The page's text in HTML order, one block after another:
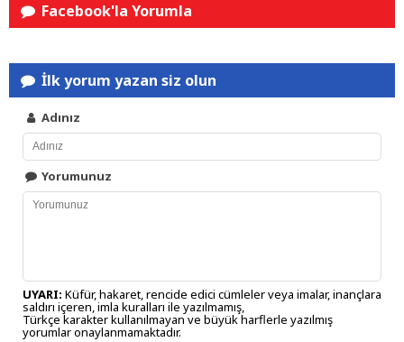
Facebook'la Yorumla
İlk yorum yazan siz olun
Adınız
Yorumunuz
UYARI: Küfür, hakaret, rencide edici cümleler veya imalar, inançlara
saldırı içeren, imla kuralları ile yazılmamış,
Türkçe karakter kullanılmayan ve büyük harflerle yazılmış
yorumlar onaylanmamaktadır.